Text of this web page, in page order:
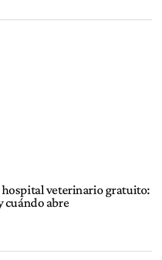
veterinario gratuito:
cuándo abre